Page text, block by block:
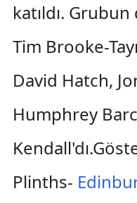
katıldı.
Tim Brooke-
David Hatch,
Humphrey
Plinths-